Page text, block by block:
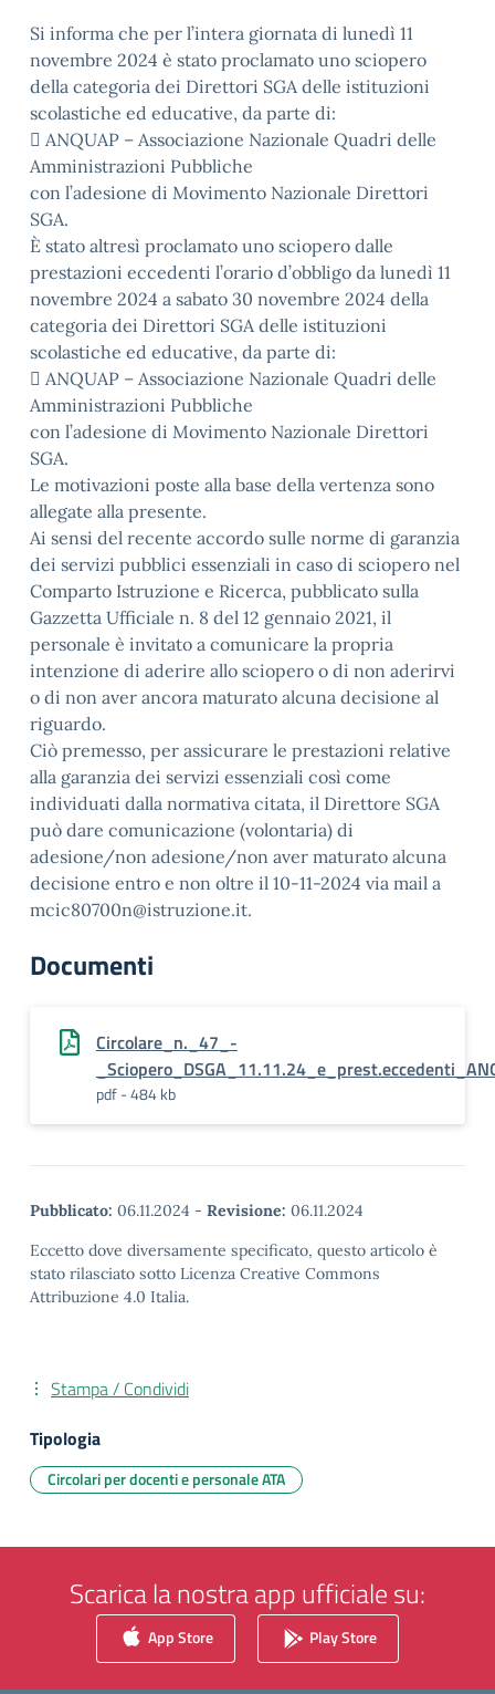
Si informa che per l’intera giornata di lunedì 11
novembre 2024 è stato proclamato uno sciopero
della categoria dei Direttori SGA delle istituzioni
scolastiche ed educative, da parte di:
 ANQUAP – Associazione Nazionale Quadri delle
Amministrazioni Pubbliche
con l’adesione di Movimento Nazionale Direttori
SGA.
È stato altresì proclamato uno sciopero dalle
prestazioni eccedenti l’orario d’obbligo da lunedì 11
novembre 2024 a sabato 30 novembre 2024 della
categoria dei Direttori SGA delle istituzioni
scolastiche ed educative, da parte di:
 ANQUAP – Associazione Nazionale Quadri delle
Amministrazioni Pubbliche
con l’adesione di Movimento Nazionale Direttori
SGA.
Le motivazioni poste alla base della vertenza sono
allegate alla presente.
Ai sensi del recente accordo sulle norme di garanzia
dei servizi pubblici essenziali in caso di sciopero nel
Comparto Istruzione e Ricerca, pubblicato sulla
Gazzetta Ufficiale n. 8 del 12 gennaio 2021, il
personale è invitato a comunicare la propria
intenzione di aderire allo sciopero o di non aderirvi
o di non aver ancora maturato alcuna decisione al
riguardo.
Ciò premesso, per assicurare le prestazioni relative
alla garanzia dei servizi essenziali così come
individuati dalla normativa citata, il Direttore SGA
può dare comunicazione (volontaria) di
adesione/non adesione/non aver maturato alcuna
decisione entro e non oltre il 10-11-2024 via mail a
mcic80700n@istruzione.it.
Documenti
Circolare_n._47_-
pdf - 484 kb
Pubblicato: 06.11.2024 - Revisione: 06.11.2024
Eccetto dove diversamente specificato, questo articolo è
stato rilasciato sotto Licenza Creative Commons
Attribuzione 4.0 Italia.
Stampa / Condividi
Tipologia
Circolari per docenti e personale ATA
Scarica la nostra app ufficiale su:
App Store Play Store